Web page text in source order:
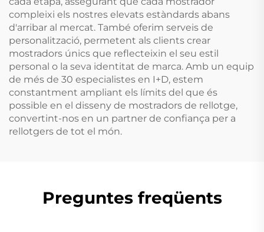
compleixi els nostres elevats estàndards abans
d'arribar al mercat. També oferim serveis de
personalització, permetent als clients crear
mostradors únics que reflecteixin el seu estil
personal o la seva identitat de marca. Amb un equip
de més de 30 especialistes en I+D, estem
constantment ampliant els límits del que és
possible en el disseny de mostradors de rellotge,
convertint-nos en un partner de confiança per a
rellotgers de tot el món.
Preguntes freqüents